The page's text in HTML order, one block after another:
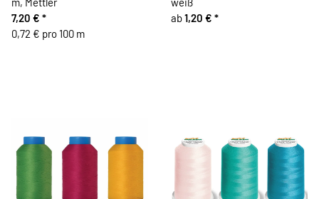
7,20 € *
0,72 € pro 100 m
ab1,20 € *